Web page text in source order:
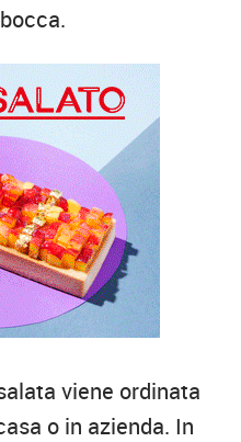
viene ordinata
o in azienda. In